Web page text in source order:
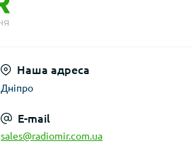
Наша адреса
Дніпро
E-mail
sales@radiomir.com.ua